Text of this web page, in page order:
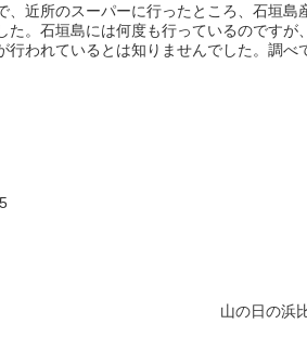
、近所のスーパーに行ったところ、石垣島
た。石垣島には何度も行っているのですが
行われているとは知りませんでした。調べ
山の日の浜